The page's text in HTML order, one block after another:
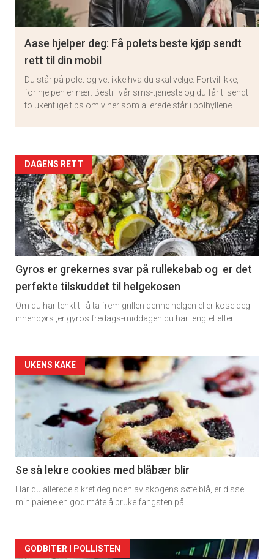
Aase hjelper deg: Få polets beste kjøp sendt
rett til din mobil
Du står på polet og vet ikke hva du skal velge. Fortvil ikke,
for hjelpen er nær: Bestill vår sms-tjeneste og du får tilsendt
to ukentlige tips om viner som allerede står i polhyllene.
Artikler
detail
-
section
11
DAGENS RETT
Gyros er grekernes svar på rullekebab og er det
perfekte tilskuddet til helgekosen
Om du har tenkt til å ta frem grillen denne helgen eller kose deg
innendørs ,er gyros fredags-middagen du har lengtet etter.
Artikler
detail
-
section
11
Dagens
UKENS KAKE
Se så lekre cookies med blåbær blir
Har du allerede sikret deg noen av skogens søte blå, er disse
minipaiene en god måte å bruke fangsten på.
Artikler
GODBITER I POLLISTEN